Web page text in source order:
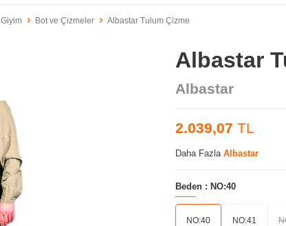
Giyim Bot ve Çizmeler Albastar Tulum Çizme
Albastar
Albastar
2.039,07 TL
Daha Fazla Albastar
Beden : NO:40
NO:40 NO:41